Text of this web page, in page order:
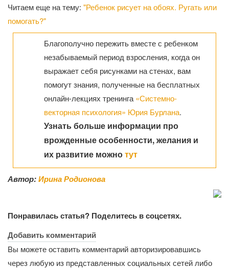
Читаем еще на тему: "Ребенок рисует на обоях. Ругать или
помогать?"
Благополучно пережить вместе с ребенком
незабываемый период взросления, когда он
выражает себя рисунками на стенах, вам
помогут знания, полученные на бесплатных
онлайн-лекциях тренинга «Системно-
векторная психология» Юрия Бурлана.
Узнать больше информации про
врожденные особенности, желания и
их развитие можнотут
Автор:Ирина Родионова
Понравилась статья? Поделитесь в соцсетях.
Добавить комментарий
Вы можете оставить комментарий авторизировавшись
через любую из представленных социальных сетей либо